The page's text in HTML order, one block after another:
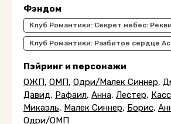
Фэндом
Клуб Романтики: Секрет небес:
Клуб Романтики: Разбитое сердце
Пэйринг и персонажи
ОЖП, ОМП, Одри/Малек Синнер,
Давид, Рафаил, Анна, Лестер,
Микаэль, Малек Синнер, Борис,
Одри/ОМП